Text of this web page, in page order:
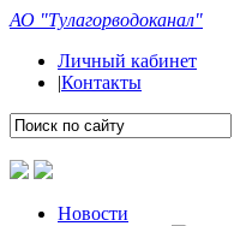
АО "Тулагорводоканал"
Личный кабинет
|Контакты
Новости